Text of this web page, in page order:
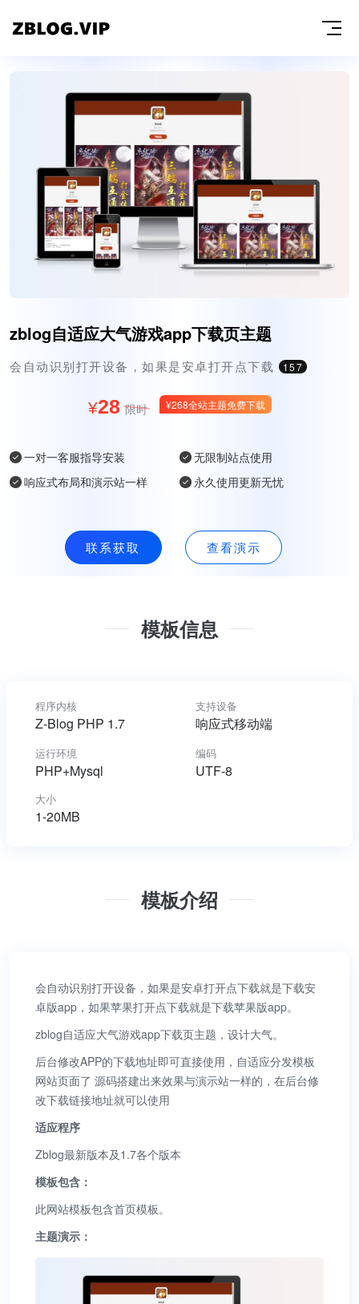
zblog自适应大气游戏app下载页主题
会自动识别打开设备，如果是安卓打开点下载 157
¥28 限时 ¥268全站主题免费下载
一对一客服指导安装
无限制站点使用
响应式布局和演示站一样
永久使用更新无忧
联系获取 查看演示
模板信息
程序内核
Z-Blog PHP 1.7
支持设备
响应式移动端
运行环境
PHP+Mysql
编码
UTF-8
大小
1-20MB
模板介绍
会自动识别打开设备，如果是安卓打开点下载就是下载安
卓版app，如果苹果打开点下载就是下载苹果版app。
zblog自适应大气游戏app下载页主题，设计大气。
后台修改APP的下载地址即可直接使用，自适应分发模板
网站页面了 源码搭建出来效果与演示站一样的，在后台修
改下载链接地址就可以使用
适应程序
Zblog最新版本及1.7各个版本
模板包含：
此网站模板包含首页模板。
主题演示：